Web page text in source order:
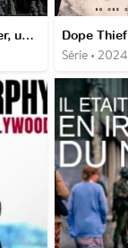
Le Palais du Zwinger, une splendeur du baroque Dope Thief
Série • 2024